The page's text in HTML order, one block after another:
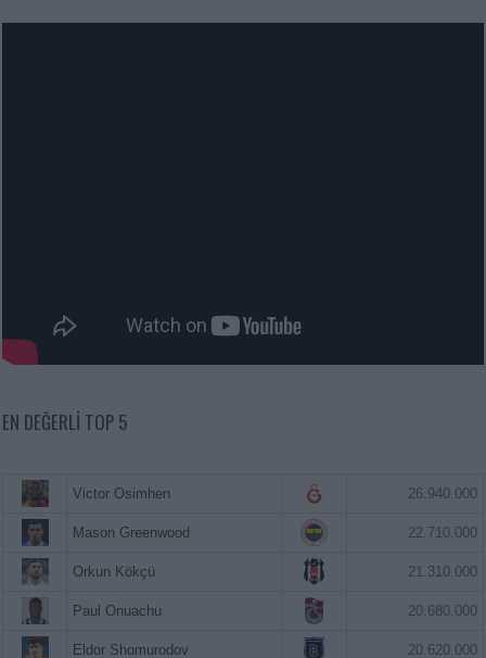
EN DEĞERLI TOP 5
Victor Osimhen 26.940.000
Mason Greenwood 22.710.000
Orkun Kökçü 21.310.000
Paul Onuachu 20.680.000
Eldor Shomurodov 20.620.000